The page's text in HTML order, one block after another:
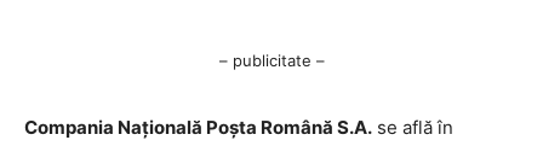
– publicitate –
Compania Națională Poşta Română S.A. se află în